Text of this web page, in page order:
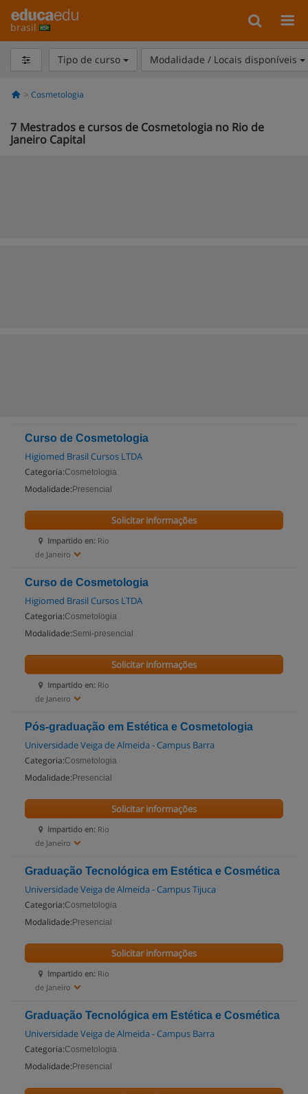
brasil
Tipo de curso Modalidade / Locais disponíveis
Cosmetologia
7 Mestrados e cursos de Cosmetologia no Rio de
Janeiro Capital
Curso de Cosmetologia
Higiomed Brasil Cursos LTDA
Categoria:Cosmetologia
Modalidade: Presencial
Impartido en: Rio
de Janeiro
Solicitar informações
Curso de Cosmetologia
Higiomed Brasil Cursos LTDA
Categoria:Cosmetologia
Modalidade:Semi-presencial
Impartido en: Rio
de Janeiro
Solicitar informações
Pós-graduação em Estética e Cosmetologia
Universidade Veiga de Almeida - Campus Barra
Categoria:Cosmetologia
Modalidade: Presencial
Impartido en: Rio
de Janeiro
Solicitar informações
Graduação Tecnológica em Estética e Cosmética
Universidade Veiga de Almeida - Campus Tijuca
Categoria:Cosmetologia
Modalidade: Presencial
Impartido en: Rio
de Janeiro
Solicitar informações
Graduação Tecnológica em Estética e Cosmética
Universidade Veiga de Almeida - Campus Barra
Categoria:Cosmetologia
Modalidade: Presencial